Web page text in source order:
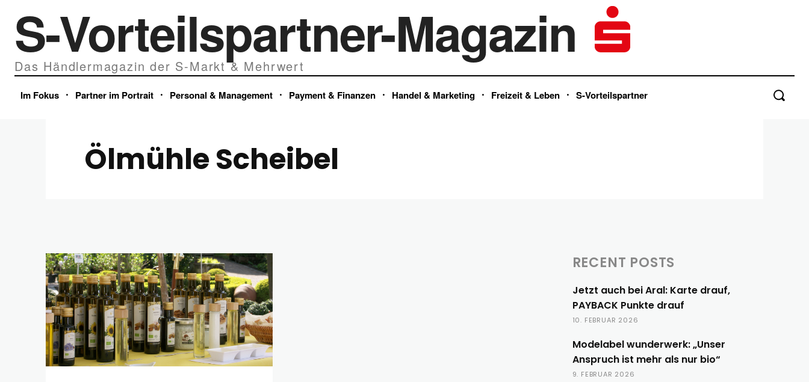
S-Vorteilspartner-Magazin
Das Händlermagazin der S-Markt & Mehrwert
Im Fokus Partner im Portrait Personal & Management Payment & Finanzen Handel & Marketing Freizeit & Leben S-Vorteilspartner
Ölmühle Scheibel
RECENT POSTS
Jetzt auch bei Aral: Karte drauf,
PAYBACK Punkte drauf
10. FEBRUAR 2026
Modelabel wunderwerk: „Unser
Anspruch ist mehr als nur bio“
9. FEBRUAR 2026